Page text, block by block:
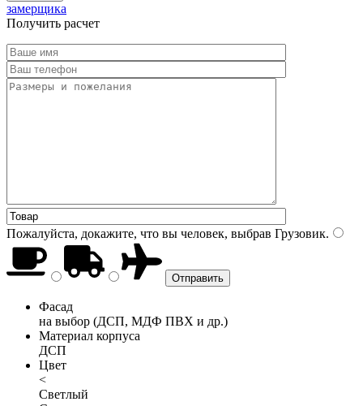
замерщика
Получить расчет
Пожалуйста, докажите, что вы человек, выбрав Грузовик.
Фасад
на выбор (ДСП, МДФ ПВХ и др.)
Материал корпуса
ДСП
Цвет
<
Светлый